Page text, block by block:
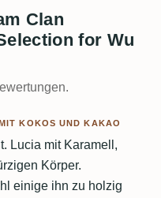
Clan
for Wu
KOKOS UND KAKAO
Lucia mit Karamell,
Körper.
einige ihn zu holzig